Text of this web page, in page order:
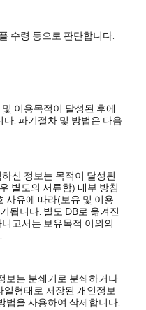
수령 등으로 판단합니다.
이용목적이 달성된 후에
. 파기절차 및 방법은 다음
신 정보는 목적이 달성된
별도의 서류함) 내부 방침
사유에 따라(보유 및 이용
됩니다. 별도 DB로 옮겨진
고서는 보유목적 이외의
보는 분쇄기로 분쇄하거나
일형태로 저장된 개인정보
법을 사용하여 삭제합니다.